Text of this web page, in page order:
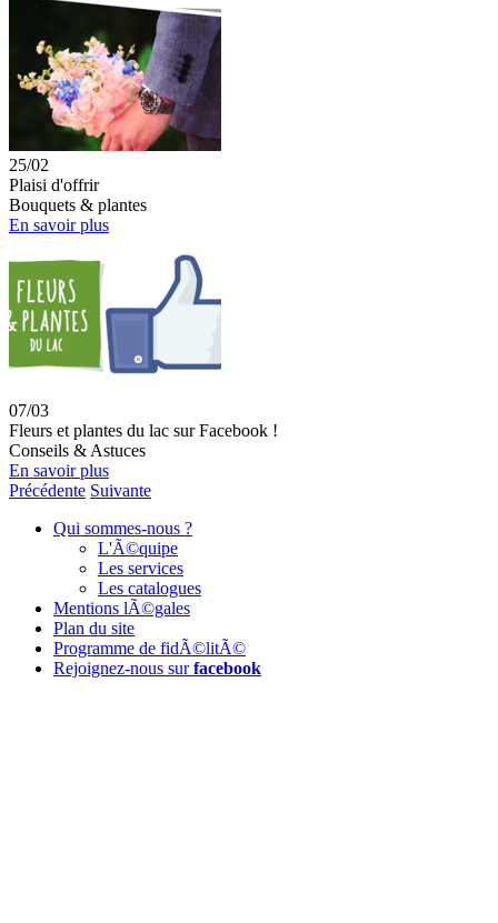
25/02
Plaisi d'offrir
Bouquets & plantes
En savoir plus
07/03
Fleurs et plantes du lac sur Facebook !
Conseils & Astuces
En savoir plus
Précédente Suivante
Qui sommes-nous ?
L'Ã©quipe
Les services
Les catalogues
Mentions lÃ©gales
Plan du site
Programme de fidÃ©litÃ©
Rejoignez-nous sur facebook